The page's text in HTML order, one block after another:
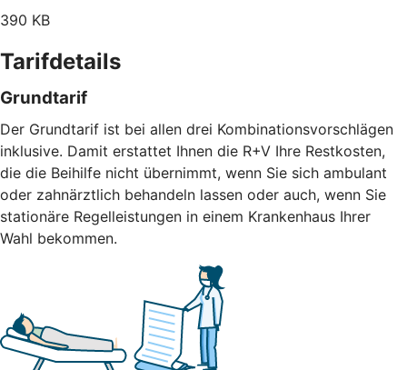
390 KB
Tarifdetails
Grundtarif
Der Grundtarif ist bei allen drei Kombinationsvorschlägen
inklusive. Damit erstattet Ihnen die R+V Ihre Restkosten,
die die Beihilfe nicht übernimmt, wenn Sie sich ambulant
oder zahnärztlich behandeln lassen oder auch, wenn Sie
stationäre Regelleistungen in einem Krankenhaus Ihrer
Wahl bekommen.